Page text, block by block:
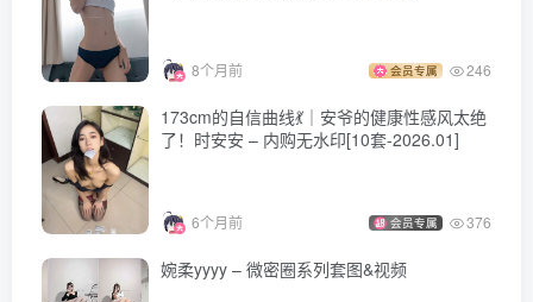
8个月前 会员专属 246
173cm的自信曲线💃｜安爷的健康性感风太绝
了！时安安 – 内购无水印[10套-2026.01]
6个月前 会员专属 376
婉柔yyyy – 微密圈系列套图&视频